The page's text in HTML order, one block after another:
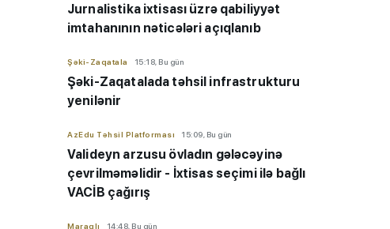
Jurnalistika ixtisası üzrə qabiliyyət
imtahanının nəticələri açıqlanıb
Şəki-Zaqatala 15:18, Bu gün
Şəki-Zaqatalada təhsil infrastrukturu
yenilənir
AzEdu Təhsil Platforması 15:09, Bu gün
Valideyn arzusu övladın gələcəyinə
çevrilməməlidir - İxtisas seçimi ilə bağlı
VACİB çağırış
Maraqlı 14:48, Bu gün